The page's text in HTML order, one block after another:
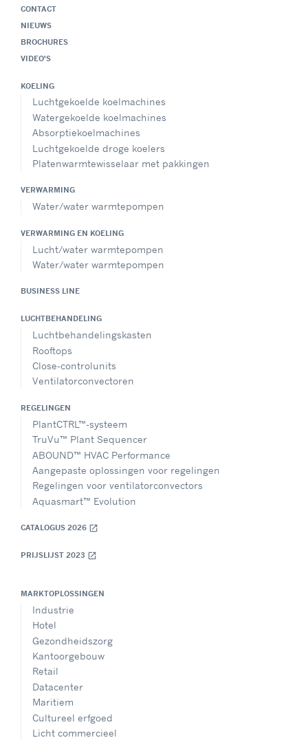
CONTACT
NIEUWS
BROCHURES
VIDEO'S
KOELING
Luchtgekoelde koelmachines
Watergekoelde koelmachines
Absorptiekoelmachines
Luchtgekoelde droge koelers
Platenwarmtewisselaar met pakkingen
VERWARMING
Water/water warmtepompen
VERWARMING EN KOELING
Lucht/water warmtepompen
Water/water warmtepompen
BUSINESS LINE
LUCHTBEHANDELING
Luchtbehandelingskasten
Rooftops
Close-controlunits
Ventilatorconvectoren
REGELINGEN
PlantCTRL™-systeem
TruVu™ Plant Sequencer
ABOUND™ HVAC Performance
Aangepaste oplossingen voor regelingen
Regelingen voor ventilatorconvectors
Aquasmart™ Evolution
CATALOGUS 2026 open_in_new
PRIJSLIJST 2023 open_in_new
MARKTOPLOSSINGEN
Industrie
Hotel
Gezondheidszorg
Kantoorgebouw
Retail
Datacenter
Maritiem
Cultureel erfgoed
Licht commercieel